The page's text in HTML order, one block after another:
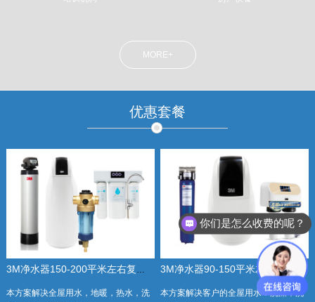
MORE+
优惠套餐
本方案解决全屋用水，地暖，热水，洗
本方案解决客户的全屋用水：洗澡，洗
你们是怎么收费的呢？